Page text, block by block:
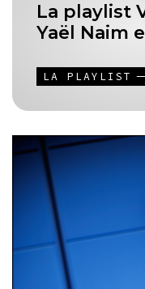
La playlist
Yaël Naim
LA PLAYLIST